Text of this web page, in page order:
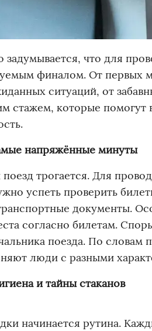
задумывается, что для
финалом. От первых
ситуаций, от
стажем, которые помогут
напряжённые минуты
трогается. Для
успеть проверить
документы.
согласно билетам.
поезда. По словам
люди с разными
и тайны стаканов
начинается рутина.